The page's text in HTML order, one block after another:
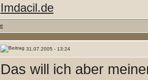
Imdacil.de
31.07.2005 - 13:24
Das will ich aber